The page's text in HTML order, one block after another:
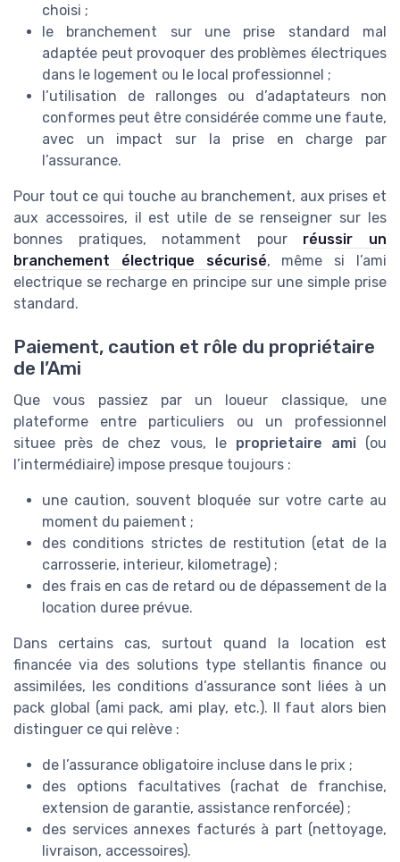
choisi ;
le branchement sur une prise standard mal
adaptée peut provoquer des problèmes électriques
dans le logement ou le local professionnel ;
l’utilisation de rallonges ou d’adaptateurs non
conformes peut être considérée comme une faute,
avec un impact sur la prise en charge par
l’assurance.
Pour tout ce qui touche au branchement, aux prises et
aux accessoires, il est utile de se renseigner sur les
bonnes pratiques, notamment pour réussir un
branchement électrique sécurisé, même si l’ami
electrique se recharge en principe sur une simple prise
standard.
Paiement, caution et rôle du propriétaire
de l’Ami
Que vous passiez par un loueur classique, une
plateforme entre particuliers ou un professionnel
situee près de chez vous, le proprietaire ami(ou
l’intermédiaire) impose presque toujours :
une caution, souvent bloquée sur votre carte au
moment du paiement ;
des conditions strictes de restitution (etat de la
carrosserie, interieur, kilometrage) ;
des frais en cas de retard ou de dépassement de la
location duree prévue.
Dans certains cas, surtout quand la location est
financée via des solutions type stellantis finance ou
assimilées, les conditions d’assurance sont liées à un
pack global (ami pack, ami play, etc.). Il faut alors bien
distinguer ce qui relève :
de l’assurance obligatoire incluse dans le prix ;
des options facultatives (rachat de franchise,
extension de garantie, assistance renforcée) ;
des services annexes facturés à part (nettoyage,
livraison, accessoires).